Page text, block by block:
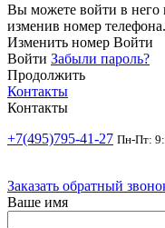
Вы можете войти в него
изменив номер телефона.
Изменить номер Войти
Войти Забыли пароль?
Продолжить
Контакты
Контакты
+7(495)795-41-27 Пн-Пт:
Заказать обратный
Ваше имя